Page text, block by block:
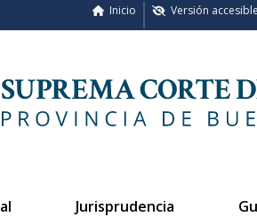
Versión accesible
Inicio
Jurisprudencia